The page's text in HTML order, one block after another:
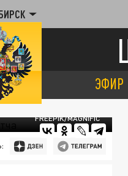
ЭФИР
FREEPIK/MAGNIFIC